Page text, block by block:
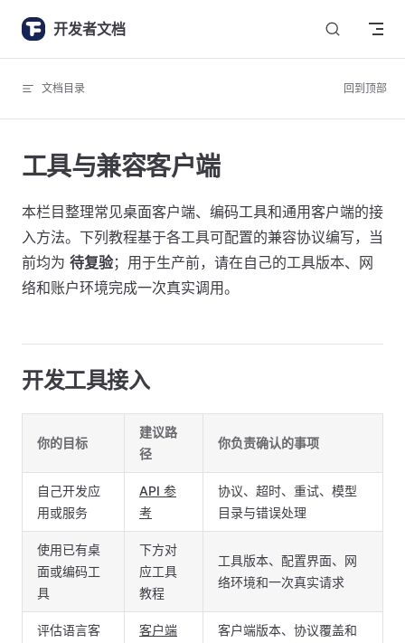
Skip to content
开发者文档
文档目录 回到顶部
工具与兼容客户端
本栏目整理常见桌面客户端、编码工具和通用客户端的接
入方法。下列教程基于各工具可配置的兼容协议编写，当
前均为 待复验；用于生产前，请在自己的工具版本、网
络和账户环境完成一次真实调用。
开发工具接入
你的目标
建议路
径
你负责确认的事项
自己开发应
用或服务
API 参
考
协议、超时、重试、模型
目录与错误处理
使用已有桌
面或编码工
具
下方对
应工具
教程
工具版本、配置界面、网
络环境和一次真实请求
评估语言客
客户端
客户端版本、协议覆盖和